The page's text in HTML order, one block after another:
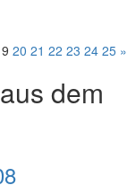
20 21 22 23 24 25 »
dem